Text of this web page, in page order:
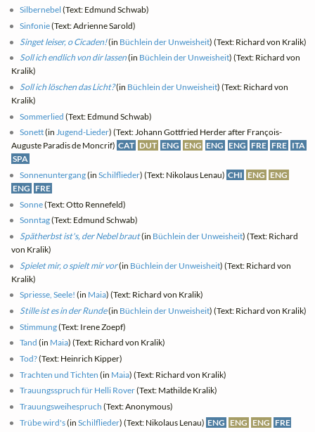
Silbernebel (Text: Edmund Schwab)
Sinfonie(Text: Adrienne Sarold)
Singet leiser, o Cicaden!(in Büchlein der Unweisheit) (Text: Richard von Kralik)
Soll ich endlich von dir lassen(in Büchlein der Unweisheit) (Text: Richard von
Kralik)
Soll ich löschen das Licht?(in Büchlein der Unweisheit) (Text: Richard von
Kralik)
Sommerlied (Text: Edmund Schwab)
Sonett(inJugend-Lieder) (Text: Johann Gottfried Herder after François-
Auguste Paradis de Moncrif) CAT DUT ENG ENG ENG ENG FRE FRE ITA
SPA
Sonnenuntergang(inSchilflieder) (Text: Nikolaus Lenau) CHI ENG ENG
ENG FRE
Sonne(Text: Otto Rennefeld)
Sonntag(Text: Edmund Schwab)
Spätherbst ist's, der Nebel braut(in Büchlein der Unweisheit) (Text: Richard
von Kralik)
Spielet mir, o spielt mir vor(in Büchlein der Unweisheit) (Text: Richard von
Kralik)
Spriesse, Seele! (in Maia) (Text: Richard von Kralik)
Stille ist es in der Runde(in Büchlein der Unweisheit) (Text: Richard von Kralik)
Stimmung(Text: Irene Zoepf)
Tand (in Maia) (Text: Richard von Kralik)
Tod?(Text: Heinrich Kipper)
Trachten und Tichten (in Maia) (Text: Richard von Kralik)
Trauungsspruch für Helli Rover(Text: Mathilde Kralik)
Trauungsweihespruch (Text: Anonymous)
Trübe wird's(inSchilflieder) (Text: Nikolaus Lenau) ENG ENG ENG FRE